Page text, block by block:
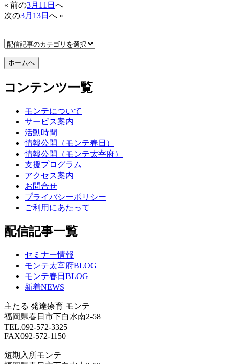
« 前の3月11日 へ
次の3月13日 へ »
コンテンツ一覧
モンテについて
サービス案内
活動時間
情報公開（モンテ春日）
情報公開（モンテ太宰府）
支援プログラム
アクセス案内
お問合せ
プライバシーポリシー
ご利用にあたって
配信記事一覧
セミナー情報
モンテ太宰府BLOG
モンテ春日BLOG
新着NEWS
主たる 発達療育 モンテ
福岡県春日市下白水南2-58
TEL.092-572-3325
FAX092-572-1150
短期入所モンテ